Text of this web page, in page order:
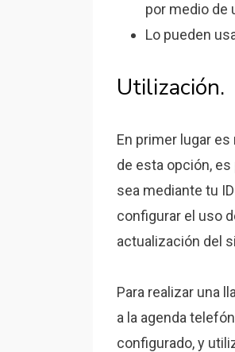
por medio de
Lo pueden
Utilización.
En primer lugar
de esta opción,
sea mediante tu
configurar el uso
actualización del
Para realizar una
a la agenda
configurado, y